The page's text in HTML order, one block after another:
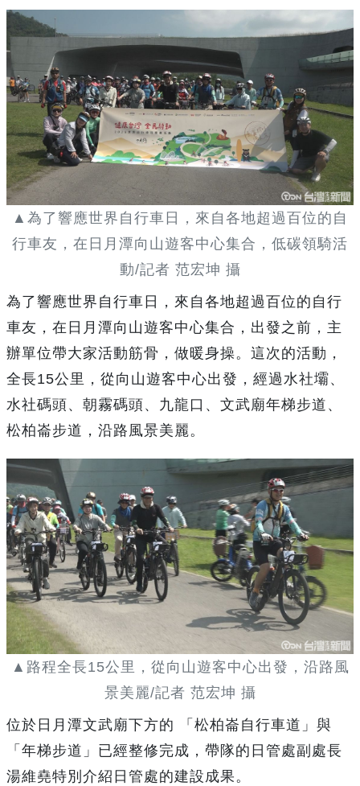
▲為了響應世界自行車日，來自各地超過百位的自
行車友，在日月潭向山遊客中心集合，低碳領騎活
動/記者 范宏坤 攝
為了響應世界自行車日，來自各地超過百位的自行
車友，在日月潭向山遊客中心集合，出發之前，主
辦單位帶大家活動筋骨，做暖身操。這次的活動，
全長15公里，從向山遊客中心出發，經過水社壩、
水社碼頭、朝霧碼頭、九龍口、文武廟年梯步道、
松柏崙步道，沿路風景美麗。
▲路程全長15公里，從向山遊客中心出發，沿路風
景美麗/記者 范宏坤 攝
位於日月潭文武廟下方的 「松柏崙自行車道」與
「年梯步道」已經整修完成，帶隊的日管處副處長
湯維堯特別介紹日管處的建設成果。